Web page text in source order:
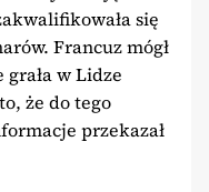
się
Francuz mógł
w Lidze
że do tego
przekazał